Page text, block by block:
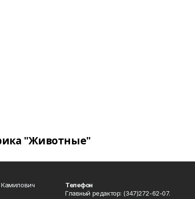
"Животные"
Телефон
Главный редактор: (347)272-62-07.